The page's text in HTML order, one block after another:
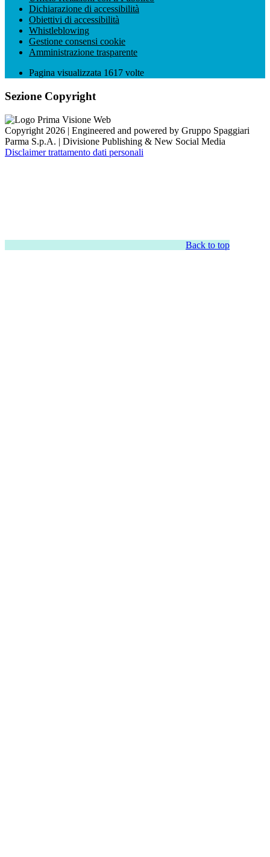
Dichiarazione di accessibilità
Obiettivi di accessibilità
Whistleblowing
Gestione consensi cookie
Amministrazione trasparente
Pagina visualizzata 1617 volte
Sezione Copyright
Copyright 2026 | Engineered and powered by Gruppo Spaggiari
Parma S.p.A. | Divisione Publishing & New Social Media
Disclaimer trattamento dati personali
Back to top